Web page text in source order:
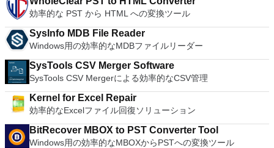
ューターへのログインに使用するのと同じユーザー名とパスワ
ードを入力するだけです。 WIN 7,8,8.1,10をサポートしま
す。 VNC ViewerのMacバージョンをお探しですか？ここから
ダウンロード
効率的な PST から HTML への変換ツール
SysInfo MDB File Reader
Windows用の効率的なMDBファイルリーダー
SysTools CSV Merger Software
SysTools CSV Mergerによる効率的なCSV管理
Kernel for Excel Repair
効率的なExcelファイル回復ソリューション
BitRecover MBOX to PST Converter Tool
Windows用の効率的なMBOXからPSTへの変換ツール